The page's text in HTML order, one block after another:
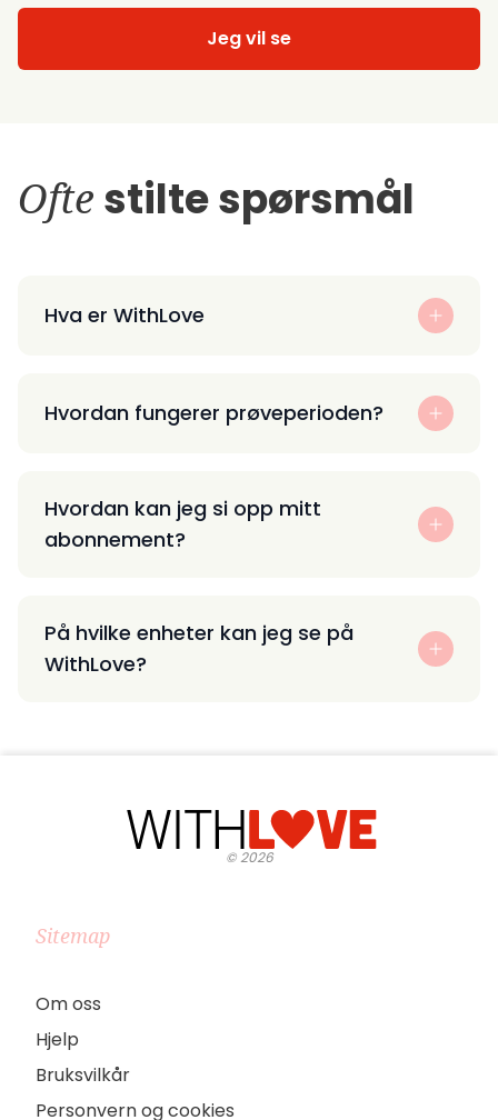
Jeg vil se
Ofte stilte spørsmål
Hva er WithLove
Hvordan fungerer prøveperioden?
Hvordan kan jeg si opp mitt
abonnement?
På hvilke enheter kan jeg se på
WithLove?
©2026
Sitemap
Om oss
Hjelp
Bruksvilkår
Personvern og cookies